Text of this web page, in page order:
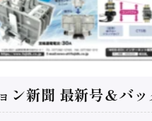
ン新聞 最新号＆バ